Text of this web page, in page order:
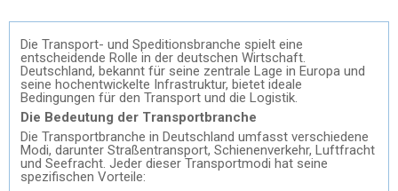
Die Transport- und Speditionsbranche spielt eine
entscheidende Rolle in der deutschen Wirtschaft.
Deutschland, bekannt für seine zentrale Lage in Europa und
seine hochentwickelte Infrastruktur, bietet ideale
Bedingungen für den Transport und die Logistik.
Die Bedeutung der Transportbranche
Die Transportbranche in Deutschland umfasst verschiedene
Modi, darunter Straßentransport, Schienenverkehr, Luftfracht
und Seefracht. Jeder dieser Transportmodi hat seine
spezifischen Vorteile: